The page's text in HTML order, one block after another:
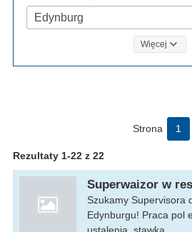
Edynburg
Więcej
Strona 1
Rezultaty 1-22 z 22
Superwaizor w
Szukamy Supervisora
Edynburgu! Praca pol